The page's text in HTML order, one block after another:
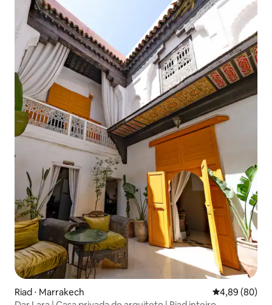
Riad ⋅ Marrakech 4,89 de uma
4,89 (80)